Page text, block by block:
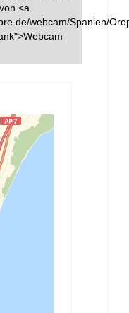
<a
webcam/Spanien/